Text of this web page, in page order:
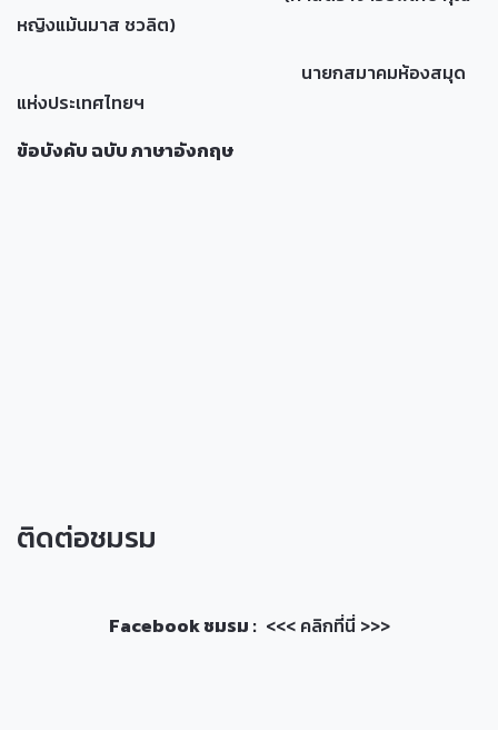
หญิงแม้นมาส ชวลิต)
นายกสมาคมห้องสมุด
แห่งประเทศไทยฯ
ข้อบังคับ ฉบับ ภาษาอังกฤษ
ติดต่อชมรม
Facebook ชมรม : <<< คลิกที่นี่ >>>